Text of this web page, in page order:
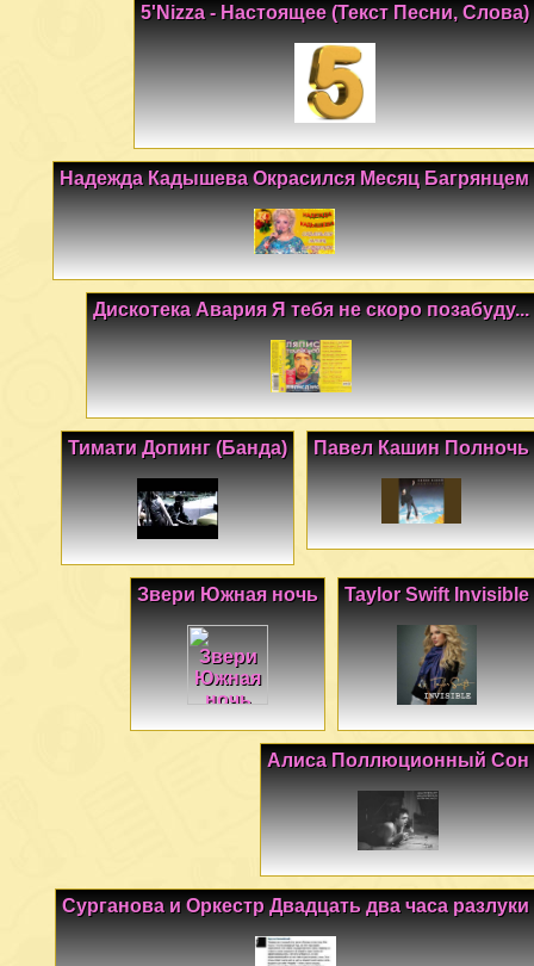
5'Nizza - Настоящее (Текст Песни, Слова)
Надежда Кадышева Окрасился Месяц Багрянцем
Дискотека Авария Я тебя не скоро позабуду...
Павел Кашин Полночь
Тимати Допинг (Банда)
Taylor Swift Invisible
Звери Южная ночь
Алиса Поллюционный Сон
Сурганова и Оркестр Двадцать два часа разлуки